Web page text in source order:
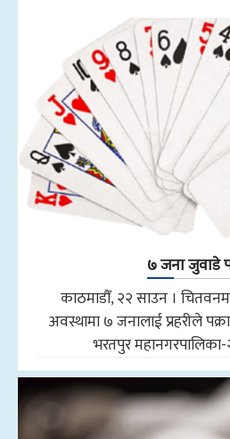
७ जना जुवाडे
काठमाडौँ, २२ साउन ।
अवस्थामा ७ जनालाई प्रहरीले
भरतपुर